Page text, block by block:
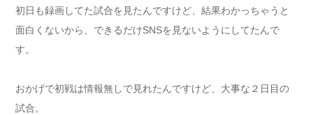
初日も録画してた試合を見たんですけど、結果わかっちゃうと
面白くないから、できるだけSNSを見ないようにしてたんで
す。
おかげで初戦は情報無しで見れたんですけど、大事な２日目の
試合。